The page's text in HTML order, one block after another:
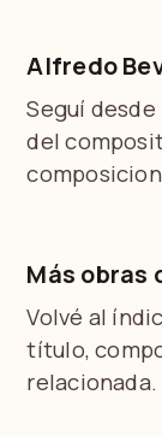
Alfredo
Seguí
del
Más obras
Volvé al
título,
relacionada.